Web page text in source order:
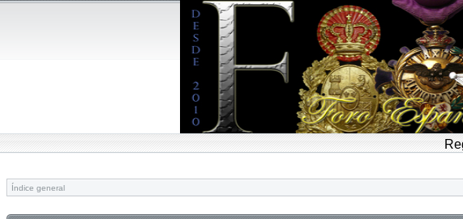
Índice general